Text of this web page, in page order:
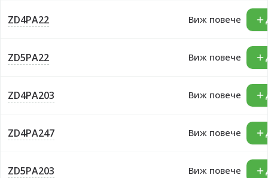
ZD4PA22 Виж повече
ZD5PA22 Виж повече
ZD4PA203 Виж повече
ZD4PA247 Виж повече
ZD5PA203 Виж повече